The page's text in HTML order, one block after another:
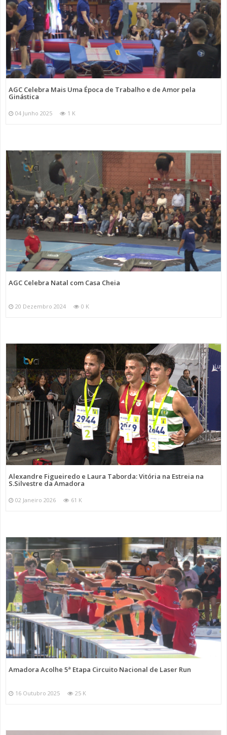
AGC Celebra Mais Uma Época de Trabalho e de Amor pela
Ginástica
04 Junho 2025 1 K
AGC Celebra Natal com Casa Cheia
20 Dezembro 2024 0 K
Alexandre Figueiredo e Laura Taborda: Vitória na Estreia na
S.Silvestre da Amadora
02 Janeiro 2026 61 K
Amadora Acolhe 5ª Etapa Circuito Nacional de Laser Run
16 Outubro 2025 25 K